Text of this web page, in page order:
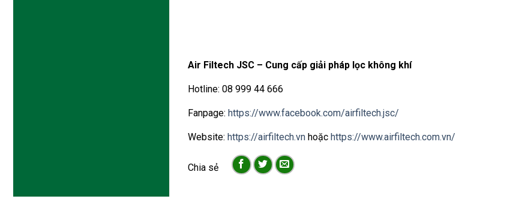
Air Filtech JSC – Cung cấp giải pháp lọc không khí
Hotline: 08 999 44 666
Fanpage: https://www.facebook.com/airfiltech.jsc/
Website: https://airfiltech.vn​ hoặc https://www.airfiltech.com.vn/
Chia sẻ